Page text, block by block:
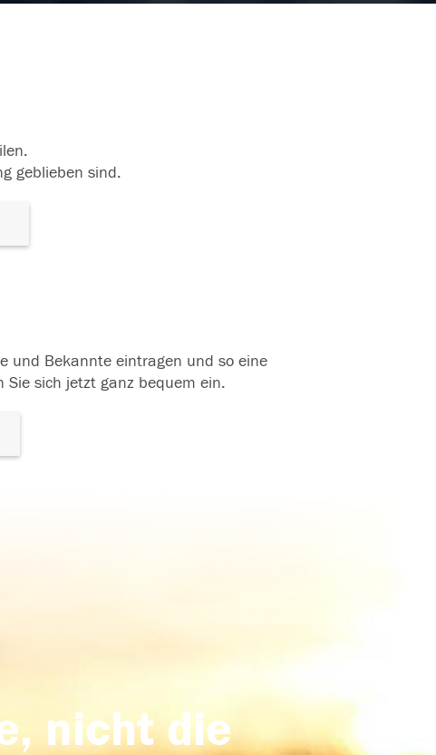
geblieben sind.
und Bekannte eintragen und so eine
sich jetzt ganz bequem ein.
nicht die